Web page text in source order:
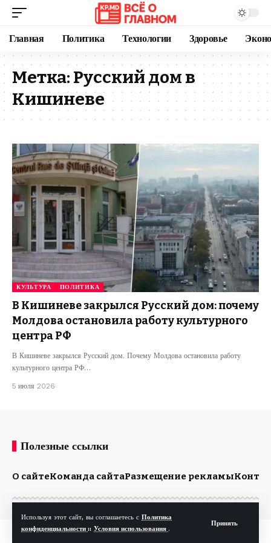
Используя этот сайт, вы соглашаетесь с Политика
конфиденциальности и Условия использования .
Принять
Главная Политика Технологии Здоровье
Метка: Русский дом в
Кишиневе
КУЛЬТУРА ПОЛИТИКА
В Кишиневе закрылся Русский дом: почему
Молдова остановила работу культурного
центра РФ
В Кишиневе закрылся Русский дом. Почему Молдова остановила работу
культурного центра РФ…
5 июля 2026
Полезные ссылки
О сайтеКоманда сайтаРазмещение рекламы
© Kp.md. Все права защищены.